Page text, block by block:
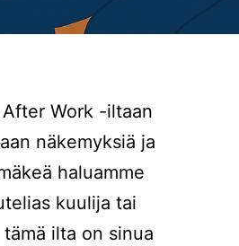
Work -iltaan
näkemyksiä ja
haluamme
kuulija tai
ilta on sinua